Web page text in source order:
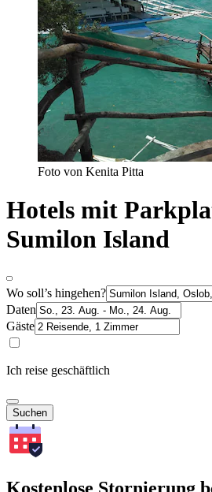
Foto von Kenita Pitta
Hotels mit
Sumilon Island
Wo soll’s hingehen?
Daten
Gäste
Ich reise geschäftlich
Suchen
Kostenlose Stornierung